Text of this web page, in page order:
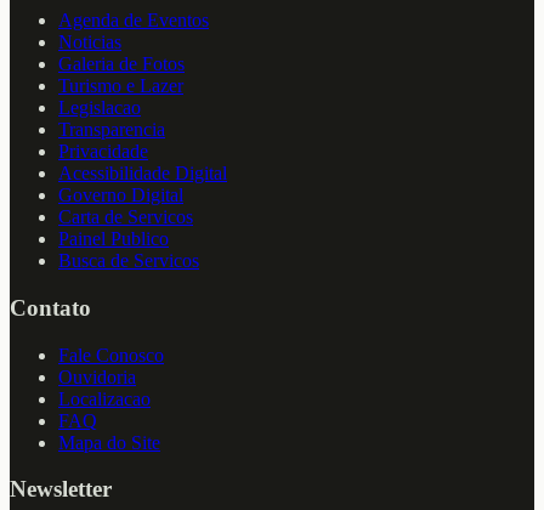
Agenda de Eventos
Noticias
Galeria de Fotos
Turismo e Lazer
Legislacao
Transparencia
Privacidade
Acessibilidade Digital
Governo Digital
Carta de Servicos
Painel Publico
Busca de Servicos
Contato
Fale Conosco
Ouvidoria
Localizacao
FAQ
Mapa do Site
Newsletter